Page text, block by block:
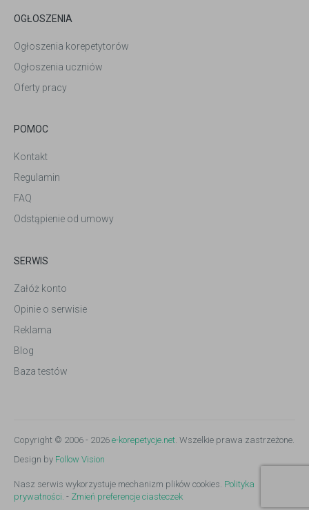
OGŁOSZENIA
Ogłoszenia korepetytorów
Ogłoszenia uczniów
Oferty pracy
POMOC
Kontakt
Regulamin
FAQ
Odstąpienie od umowy
SERWIS
Załóż konto
Opinie o serwisie
Reklama
Blog
Baza testów
Copyright © 2006 - 2026 e-korepetycje.net . Wszelkie prawa zastrzeżone.
Design by Follow Vision
Nasz serwis wykorzystuje mechanizm plików cookies. Polityka
prywatności. - Zmień preferencje ciasteczek